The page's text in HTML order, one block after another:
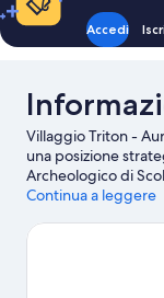
Accedi
Villaggio Triton -
una posizione
Archeologico di
importanti punti di
Parco Nazionale
Continua a leggere